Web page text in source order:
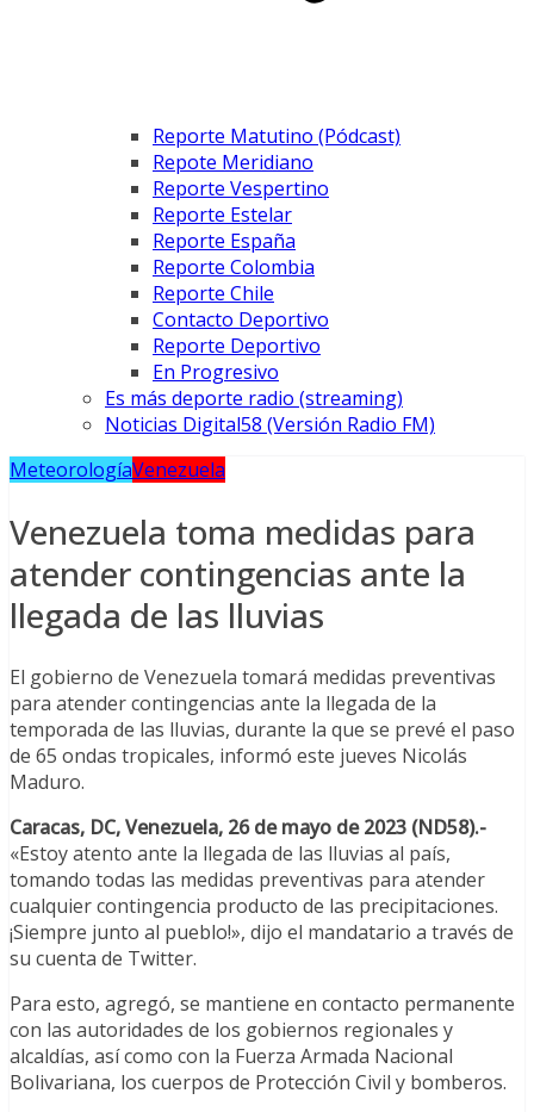
Reporte Matutino (Pódcast)
Repote Meridiano
Reporte Vespertino
Reporte Estelar
Reporte España
Reporte Colombia
Reporte Chile
Contacto Deportivo
Reporte Deportivo
En Progresivo
Es más deporte radio (streaming)
Noticias Digital58 (Versión Radio FM)
MeteorologíaVenezuela
Venezuela toma medidas para
atender contingencias ante la
llegada de las lluvias
El gobierno de Venezuela tomará medidas preventivas
para atender contingencias ante la llegada de la
temporada de las lluvias, durante la que se prevé el paso
de 65 ondas tropicales, informó este jueves Nicolás
Maduro.
Caracas, DC, Venezuela, 26 de mayo de 2023 (ND58).-
«Estoy atento ante la llegada de las lluvias al país,
tomando todas las medidas preventivas para atender
cualquier contingencia producto de las precipitaciones.
¡Siempre junto al pueblo!», dijo el mandatario a través de
su cuenta de Twitter.
Para esto, agregó, se mantiene en contacto permanente
con las autoridades de los gobiernos regionales y
alcaldías, así como con la Fuerza Armada Nacional
Bolivariana, los cuerpos de Protección Civil y bomberos.